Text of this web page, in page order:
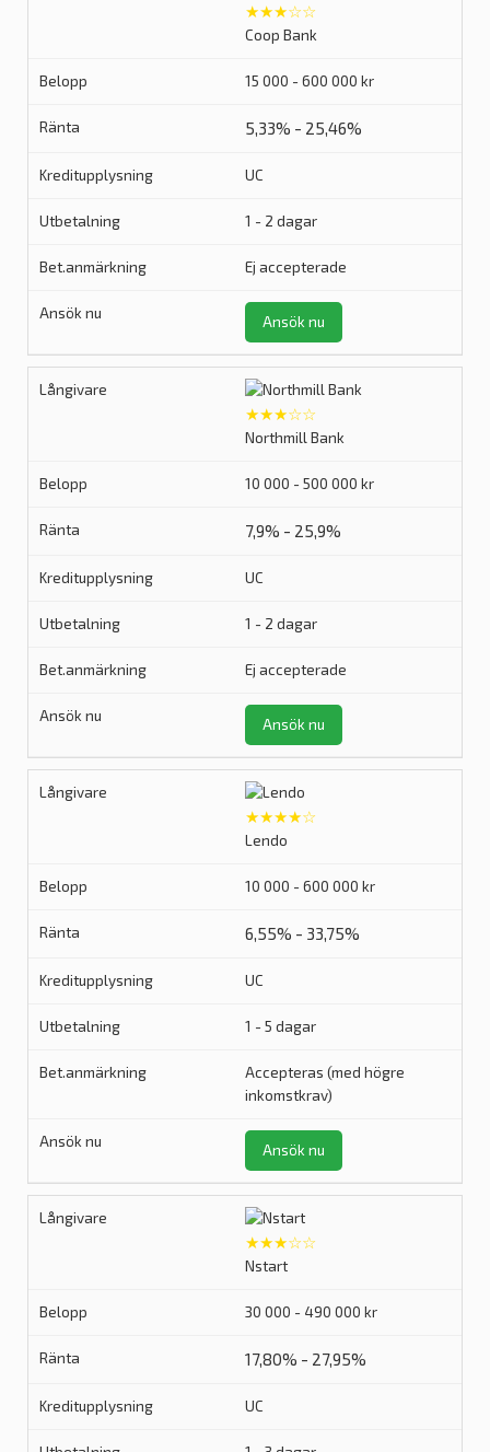
★★★☆☆
Coop Bank
15 000 - 600 000 kr
5,33% - 25,46%
UC
1 - 2 dagar
Ej accepterade
Ansök nu
★★★☆☆
Northmill Bank
10 000 - 500 000 kr
7,9% - 25,9%
UC
1 - 2 dagar
Ej accepterade
Ansök nu
★★★★☆
Lendo
10 000 - 600 000 kr
6,55% - 33,75%
UC
1 - 5 dagar
Accepteras (med högre
inkomstkrav)
Ansök nu
★★★☆☆
Nstart
30 000 - 490 000 kr
17,80% - 27,95%
UC